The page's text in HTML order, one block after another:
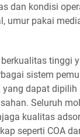
dan kondisi
umur pakai
tinggi
sistem
dapat
Seluruh
kualitas
seperti COA